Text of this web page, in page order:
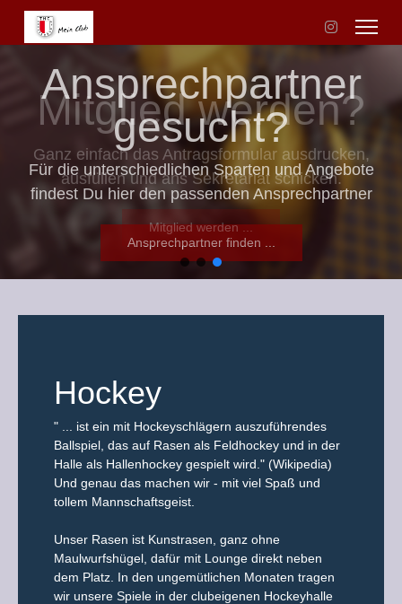
Mitglied werden?
Ganz einfach das Antragsformular ausdrucken,
ausfüllen und ans Sekretariat schicken.
Mitglied werden ...
Ansprechpartner
gesucht?
Für die unterschiedlichen Sparten und Angebote
findest Du hier den passenden Ansprechpartner
Ansprechpartner finden ...
Hockey
" ... ist ein mit Hockeyschlägern auszuführendes
Ballspiel, das auf Rasen als Feldhockey und in der
Halle als Hallenhockey gespielt wird." (Wikipedia)
Und genau das machen wir - mit viel Spaß und
tollem Mannschaftsgeist.
Unser Rasen ist Kunstrasen, ganz ohne
Maulwurfshügel, dafür mit Lounge direkt neben
dem Platz. In den ungemütlichen Monaten tragen
wir unsere Spiele in der clubeigenen Hockeyhalle